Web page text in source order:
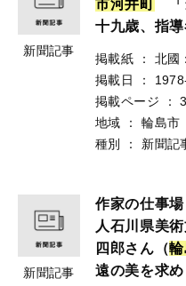
新聞記事
市河井町「
十九歳、指
掲載紙 ：
北國
掲載日
：
掲載ページ
：
3
地域
：
輪島市
種別
： 新聞記
新聞記事
作家の仕事
人石川県美
四郎さん（輪
遠の美を求め